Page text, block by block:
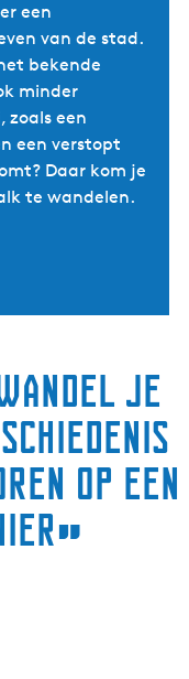
een
van de stad.
bekende
minder
zoals een
een verstopt
Daar kom je
te wandelen.
je
op een
”